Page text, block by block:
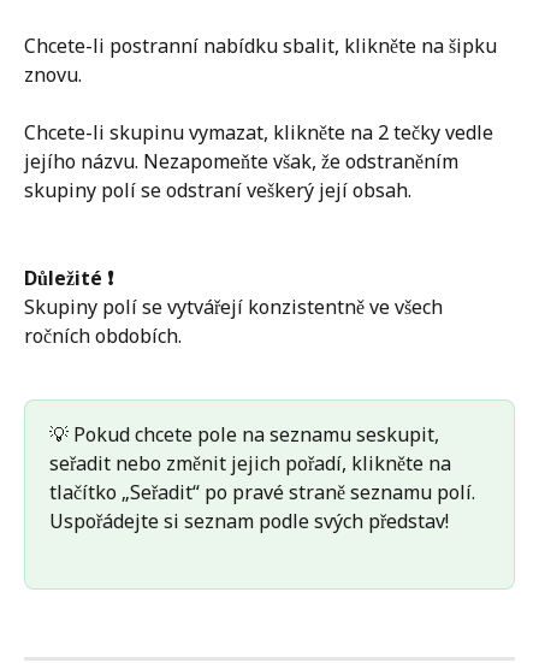
Chcete-li postranní nabídku sbalit, klikněte na šipku
znovu.
Chcete-li skupinu vymazat, klikněte na 2 tečky vedle
jejího názvu. Nezapomeňte však, že odstraněním
skupiny polí se odstraní veškerý její obsah.
Důležité ❗️
Skupiny polí se vytvářejí konzistentně ve všech
ročních obdobích.
💡 Pokud chcete pole na seznamu seskupit,
seřadit nebo změnit jejich pořadí, klikněte na
tlačítko „Seřadit“ po pravé straně seznamu polí.
Uspořádejte si seznam podle svých představ!